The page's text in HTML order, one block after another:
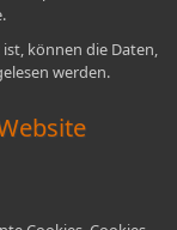
ist, können die Daten,
werden.